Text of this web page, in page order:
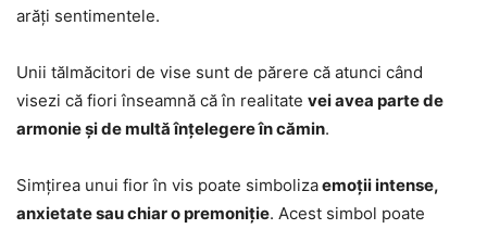
arăți sentimentele.
Unii tălmăcitori de vise sunt de părere că atunci când
visezi că fiori înseamnă că în realitate vei avea parte de
armonie și de multă înțelegere în cămin.
Simțirea unui fior în vis poate simbolizaemoții intense,
anxietate sau chiar o premoniție. Acest simbol poate